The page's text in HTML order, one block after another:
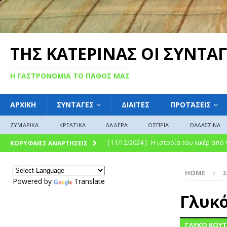
ΤΗΣ ΚΑΤΕΡΙΝΑΣ ΟΙ
Η ΓΑΣΤΡΟΝΟΜΙΑ ΤΟ ΠΑΘΟΣ ΜΑΣ
ΑΡΧΙΚΗ ΣΥΝΤΑΓΕΣ ΔΙΑΙΤΕΣ ΠΡΟΤΆΣΕΙΣ
ΖΥΜΑΡΙΚΑ ΚΡΕΑΤΙΚΑ ΛΑΔΕΡΑ ΟΣΠΡΙΑ ΘΑΛΑΣΣΙΝΑ
ΚΟΡΥΦΑΙΕΣ ΑΝΑΡΤΗΣΕΙΣ [ 11/12/2024 ] Η ιστορία του λικέρ από
σύγχρονη γαστρονομική απόλαυση
Γλυκό του κουταλιού :
HOME
ΓΛΥΚΌ
Powered by Translate